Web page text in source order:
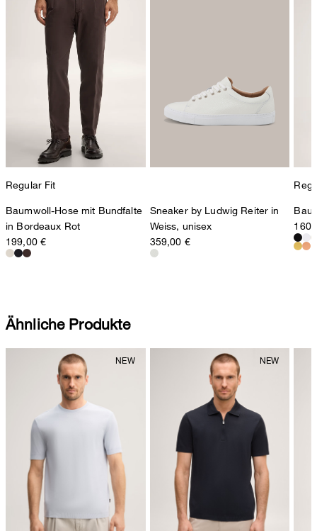
Regular Fit
Baumwoll-Hose mit Bundfalte
in Bordeaux Rot
199,00 €
Sneaker by Ludwig Reiter in
Weiss, unisex
359,00 €
Ähnliche Produkte